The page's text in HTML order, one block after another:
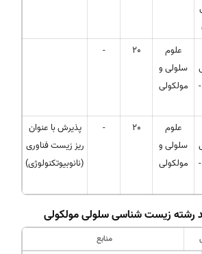
علوم
سلولی و
مولکولی
20
-
علوم
سلولی و
مولکولی
20
-
پذیرش با عنوان
ریز زیست فناوری
(نانوبیوتکنولوژی)
رشته زیست شناسی سلولی مولکولی
منابع